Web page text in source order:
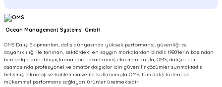
OMS
Ocean Management Systems GmbH
OMS Dalış Ekipmanları, dalış dünyasında yüksek performansı, güvenliği ve
dayanıklılığı ile tanınan, sektördeki en saygın markalardan biridir. 1980'lerin başından
beri dalgıçların ihtiyaçlarına göre tasarlanmış ekipmanlarıyla, OMS, dalışın her
aşamasında profesyonel ve amatör dalgıçlar için güvenilir çözümler sunmaktadır.
Gelişmiş teknoloji ve kaliteli malzeme kullanımıyla OMS, tüm dalış türlerinde
mükemmel performans sağlayan ürünler üretmektedir.